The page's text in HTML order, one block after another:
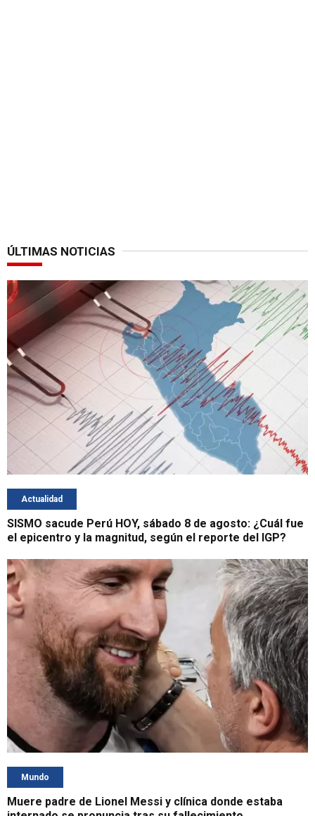
ÚLTIMAS NOTICIAS
Actualidad
SISMO sacude Perú HOY, sábado 8 de agosto: ¿Cuál fue
el epicentro y la magnitud, según el reporte del IGP?
Mundo
Muere padre de Lionel Messi y clínica donde estaba